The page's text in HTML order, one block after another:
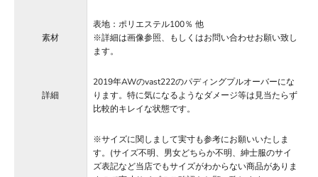
素材
表地：ポリエステル100％ 他
※詳細は画像参照、もしくはお問い合わせお願い致し
ます。
詳細
2019年AWのvast222のパディングプルオーバーにな
ります。特に気になるようなダメージ等は見当たらず
比較的キレイな状態です。
※サイズに関しまして実寸も参考にお願いいたしま
す。(サイズ不明、男女どちらか不明、紳士服のサイ
ズ表記など当店でもサイズがわからない商品がありま